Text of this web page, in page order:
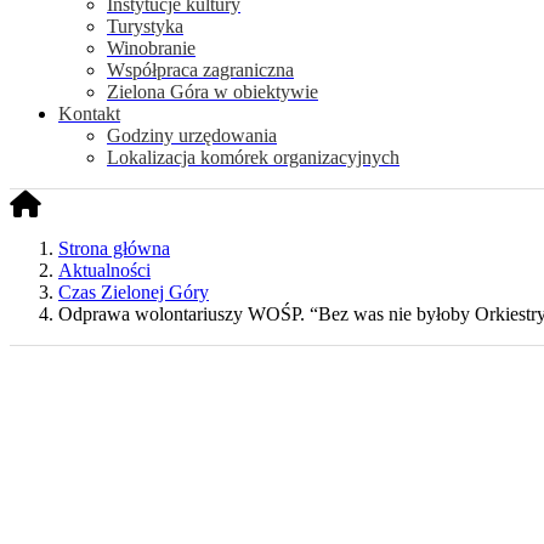
Instytucje kultury
Turystyka
Winobranie
Współpraca zagraniczna
Zielona Góra w obiektywie
Kontakt
Godziny urzędowania
Lokalizacja komórek organizacyjnych
Strona główna
Aktualności
Czas Zielonej Góry
Odprawa wolontariuszy WOŚP. “Bez was nie byłoby